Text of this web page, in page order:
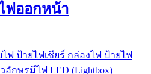
ฟออกหน้า
ฟ ป้ายไฟเชียร์ กล่องไฟ ป้ายไฟ
กษรมีไฟ LED (Lightbox)